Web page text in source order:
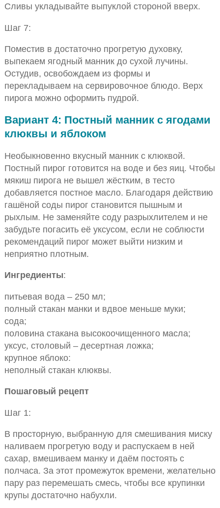
Сливы укладывайте выпуклой стороной вверх.
Шаг 7:
Поместив в достаточно прогретую духовку,
выпекаем ягодный манник до сухой лучины.
Остудив, освобождаем из формы и
перекладываем на сервировочное блюдо. Верх
пирога можно оформить пудрой.
Вариант 4: Постный манник с ягодами
клюквы и яблоком
Необыкновенно вкусный манник с клюквой.
Постный пирог готовится на воде и без яиц. Чтобы
мякиш пирога не вышел жёстким, в тесто
добавляется постное масло. Благодаря действию
гашёной соды пирог становится пышным и
рыхлым. Не заменяйте соду разрыхлителем и не
забудьте погасить её уксусом, если не соблюсти
рекомендаций пирог может выйти низким и
неприятно плотным.
Ингредиенты:
питьевая вода – 250 мл;
полный стакан манки и вдвое меньше муки;
сода;
половина стакана высокоочищенного масла;
уксус, столовый – десертная ложка;
крупное яблоко:
неполный стакан клюквы.
Пошаговый рецепт
Шаг 1:
В просторную, выбранную для смешивания миску
наливаем прогретую воду и распускаем в ней
сахар, вмешиваем манку и даём постоять с
полчаса. За этот промежуток времени, желательно
пару раз перемешать смесь, чтобы все крупинки
крупы достаточно набухли.